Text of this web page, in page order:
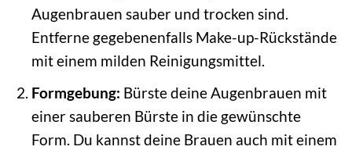
Augenbrauen sauber und trocken sind.
Entferne gegebenenfalls Make-up-Rückstände
mit einem milden Reinigungsmittel.
Formgebung: Bürste deine Augenbrauen mit
einer sauberen Bürste in die gewünschte
Form. Du kannst deine Brauen auch mit einem